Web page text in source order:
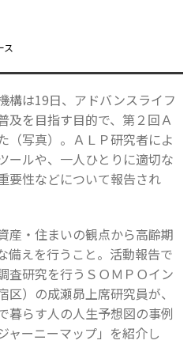
ス
構は19日、アドバンスライフ
及を目指す目的で、第２回Ａ
（写真）。ＡＬＰ研究者によ
ールや、一人ひとりに適切な
要性などについて報告され
産・住まいの観点から高齢期
備えを行うこと。活動報告で
査研究を行うＳＯＭＰＯイン
）の成瀬昴上席研究員が、
暮らす人の人生予想図の事例
ャーニーマップ」を紹介し